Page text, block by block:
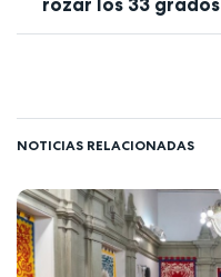
rozar los 33 grados
NOTICIAS RELACIONADAS